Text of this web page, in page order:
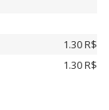
1.30 R$
1.30 R$